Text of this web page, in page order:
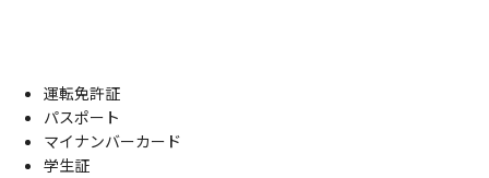
運転免許証
パスポート
マイナンバーカード
学生証